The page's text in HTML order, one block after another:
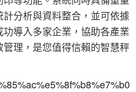
分析與資料整合，並可依據
導入多家企業，協助各產業
理，是您值得信賴的智慧秤